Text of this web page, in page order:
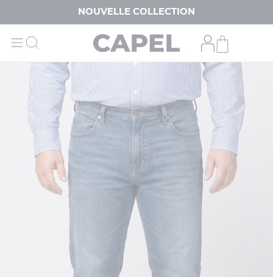
NOUVELLE COLLECTION